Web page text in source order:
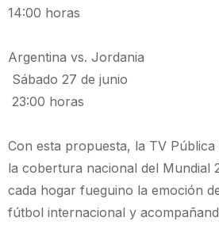
14:00 horas
Argentina vs. Jordania
Sábado 27 de junio
23:00 horas
Con esta propuesta, la TV Pública
la cobertura nacional del Mundial
cada hogar fueguino la emoción
fútbol internacional y